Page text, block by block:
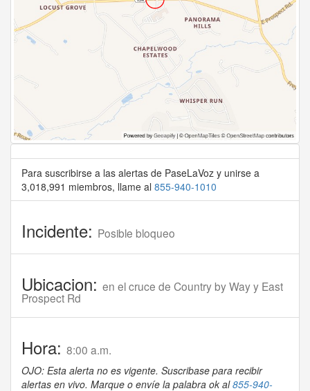
Para suscribirse a las alertas de PaseLaVoz y unirse a
3,018,991 miembros, llame al 855-940-1010
Incidente: Posible bloqueo
Ubicacion: en el cruce de Country by Way y East
Prospect Rd
Hora: 8:00 a.m.
OJO: Esta alerta no es vigente. Suscribase para recibir
alertas en vivo. Marque o envíe la palabra ok al855-940-